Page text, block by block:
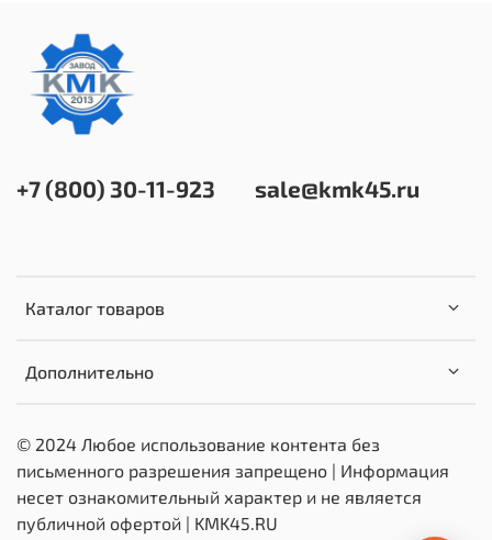
Каталог товаров
Дополнительно
+7 (800) 30-11-923 sale@kmk45.ru
© 2024 Любое использование контента без
письменного разрешения запрещено | Информация
несет ознакомительный характер и не является
публичной офертой | KMK45.RU